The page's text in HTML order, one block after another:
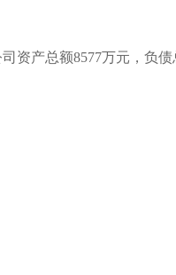
资产总额8577万元，负